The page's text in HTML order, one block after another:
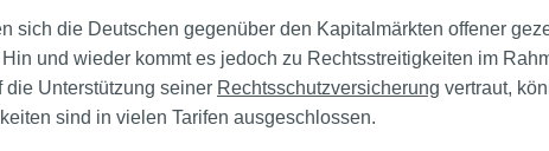
sich die Deutschen gegenüber den Kapitalmärkten offener
und wieder kommt es jedoch zu Rechtsstreitigkeiten im
die Unterstützung seiner Rechtsschutzversicherung vertraut,
sind in vielen Tarifen ausgeschlossen.